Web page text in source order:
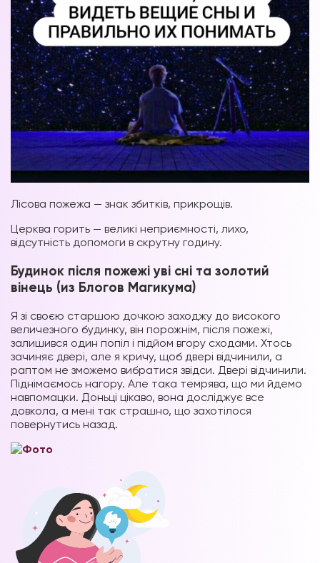
Лісова пожежа — знак збитків, прикрощів.
Церква горить — великі неприємності, лихо,
відсутність допомоги в скрутну годину.
Будинок після пожежі уві сні та золотий
вінець (из Блогов Магикума)
Я зі своєю старшою дочкою заходжу до високого
величезного будинку, він порожнім, після пожежі,
залишився один попіл і підйом вгору сходами. Хтось
зачиняє двері, але я кричу, щоб двері відчинили, а
раптом не зможемо вибратися звідси. Двері відчинили.
Піднімаємось нагору. Але така темрява, що ми йдемо
навпомацки. Доньці цікаво, вона досліджує все
довкола, а мені так страшно, що захотілося
повернутись назад.